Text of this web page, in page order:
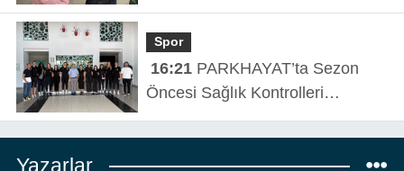
Spor
16:21PARKHAYAT’ta Sezon
Öncesi Sağlık Kontrolleri
Tamamlandı
Yazarlar